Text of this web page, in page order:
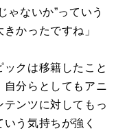
ゃないか”っていう
かったですね」
クは移籍したこと
自分らとしてもアニ
テンツに対してもっ
う気持ちが強く